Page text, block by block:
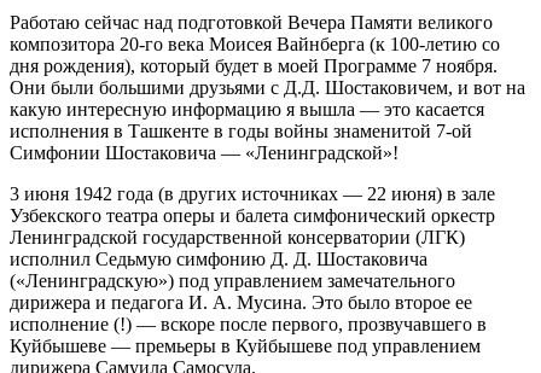
Работаю сейчас над подготовкой Вечера Памяти великого
композитора 20-го века Моисея Вайнберга (к 100-летию со
дня рождения), который будет в моей Программе 7 ноября.
Они были большими друзьями с Д.Д. Шостаковичем, и вот на
какую интересную информацию я вышла — это касается
исполнения в Ташкенте в годы войны знаменитой 7-ой
Симфонии Шостаковича — «Ленинградской»!
3 июня 1942 года (в других источниках — 22 июня) в зале
Узбекского театра оперы и балета симфонический оркестр
Ленинградской государственной консерватории (ЛГК)
исполнил Седьмую симфонию Д. Д. Шостаковича
(«Ленинградскую») под управлением замечательного
дирижера и педагога И. А. Мусина. Это было второе ее
исполнение (!) — вскоре после первого, прозвучавшего в
Куйбышеве — премьеры в Куйбышеве под управлением
дирижера Самуила Самосуда.